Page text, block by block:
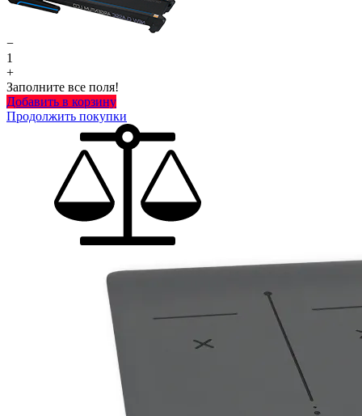
−
1
+
Заполните все поля!
Добавить в корзину
Продолжить покупки